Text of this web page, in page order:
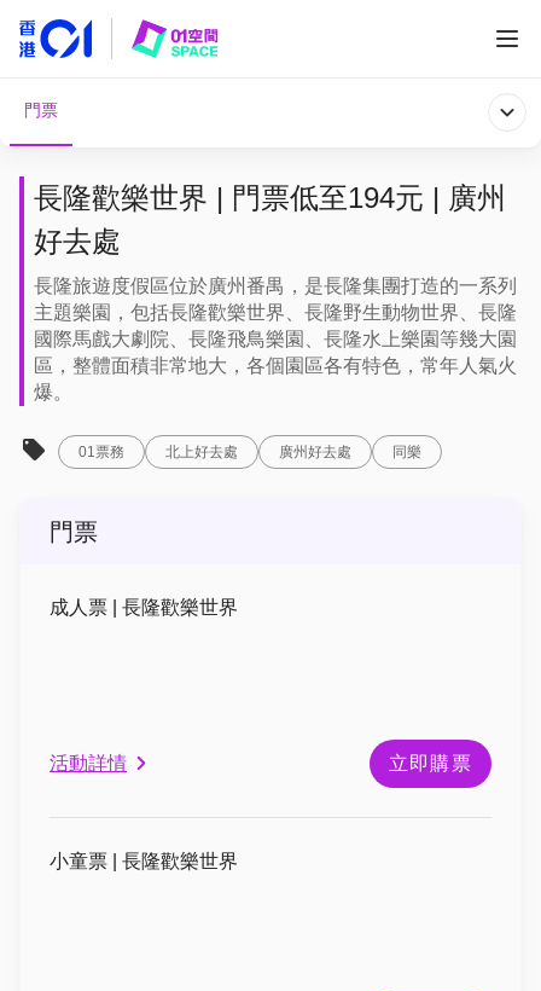
門票
長隆歡樂世界 | 門票低至194元 | 廣州
好去處
長隆旅遊度假區位於廣州番禺，是長隆集團打造的一系列
主題樂園，包括長隆歡樂世界、長隆野生動物世界、長隆
國際馬戲大劇院、長隆飛鳥樂園、長隆水上樂園等幾大園
區，整體面積非常地大，各個園區各有特色，常年人氣火
爆。
01票務 北上好去處 廣州好去處 同樂
門票
成人票 | 長隆歡樂世界
活動詳情 立即購票
小童票 | 長隆歡樂世界